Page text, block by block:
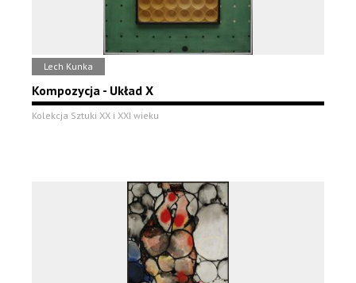
Lech Kunka
Kompozycja - Układ X
Kolekcja Sztuki XX i XXI wieku